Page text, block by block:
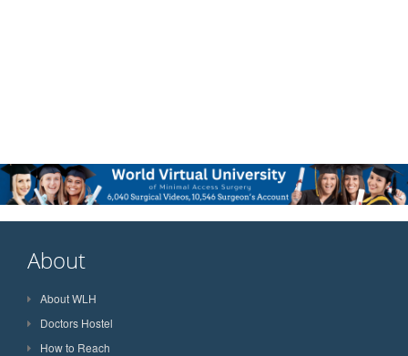
About
About WLH
Doctors Hostel
How to Reach